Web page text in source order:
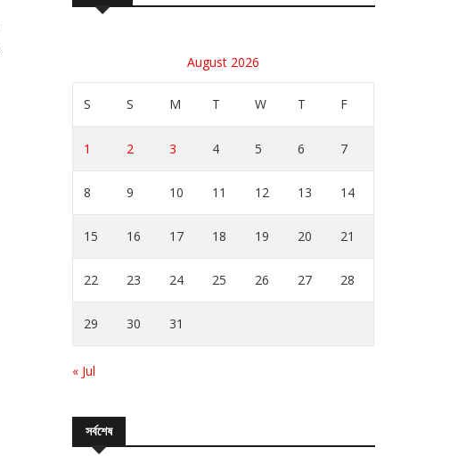
August 2026
S S M T W T F
1 2 3 4 5 6 7
8 9 10 11 12 13 14
15 16 17 18 19 20 21
22 23 24 25 26 27 28
29 30 31
« Jul
সর্বশেষ